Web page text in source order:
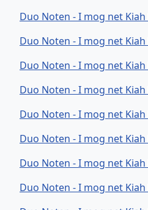
Duo Noten - I mog net
Duo Noten - I mog net
Duo Noten - I mog net
Duo Noten - I mog net
Duo Noten - I mog net
Duo Noten - I mog net
Duo Noten - I mog net
Duo Noten - I mog net